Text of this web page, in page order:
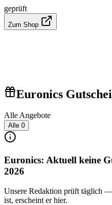
geprüft
Zum Shop
Euronics
Alle Angebote
Alle 0
Euronics: Aktuell keine
2026
Unsere Redaktion prüft täglich
ist, erscheint er hier.